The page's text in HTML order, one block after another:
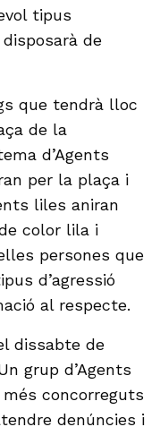
tipus
de
que tendrà lloc
de la
d’Agents
per la plaça i
liles aniran
color lila i
persones que
d’agressió
al respecte.
dissabte de
grup d’Agents
concorreguts
denúncies i